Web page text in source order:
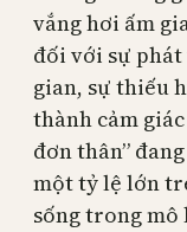
vắng hơi ấm
đối với sự
gian, sự thiếu
thành cảm
đơn thân”
một tỷ lệ lớn
sống trong mô